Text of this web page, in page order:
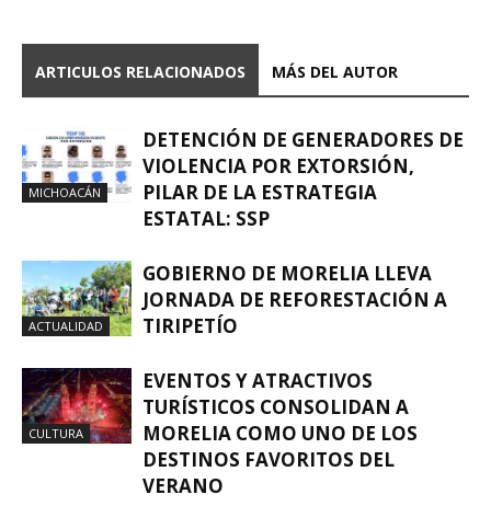
ARTICULOS RELACIONADOS MÁS DEL AUTOR
MICHOACÁN
DETENCIÓN DE GENERADORES DE
VIOLENCIA POR EXTORSIÓN,
PILAR DE LA ESTRATEGIA
ESTATAL: SSP
ACTUALIDAD
GOBIERNO DE MORELIA LLEVA
JORNADA DE REFORESTACIÓN A
TIRIPETÍO
CULTURA
EVENTOS Y ATRACTIVOS
TURÍSTICOS CONSOLIDAN A
MORELIA COMO UNO DE LOS
DESTINOS FAVORITOS DEL
VERANO